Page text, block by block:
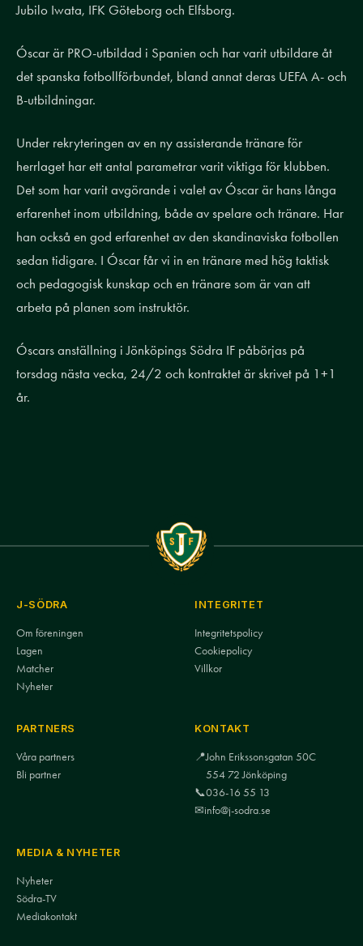
Jubilo Iwata, IFK Göteborg och Elfsborg.
Óscar är PRO-utbildad i Spanien och har varit utbildare åt
det spanska fotbollförbundet, bland annat deras UEFA A- och
B-utbildningar.
Under rekryteringen av en ny assisterande tränare för
herrlaget har ett antal parametrar varit viktiga för klubben.
Det som har varit avgörande i valet av Óscar är hans långa
erfarenhet inom utbildning, både av spelare och tränare. Har
han också en god erfarenhet av den skandinaviska fotbollen
sedan tidigare. I Óscar får vi in en tränare med hög taktisk
och pedagogisk kunskap och en tränare som är van att
arbeta på planen som instruktör.
Óscars anställning i Jönköpings Södra IF påbörjas på
torsdag nästa vecka, 24/2 och kontraktet är skrivet på 1+1
år.
J-SÖDRA
Om föreningen
Lagen
Matcher
Nyheter
INTEGRITET
Integritetspolicy
Cookiepolicy
Villkor
PARTNERS
Våra partners
Bli partner
KONTAKT
📍John Erikssonsgatan 50C
554 72 Jönköping
📞036-16 55 13
✉info@j-sodra.se
MEDIA & NYHETER
Nyheter
Södra-TV
Mediakontakt